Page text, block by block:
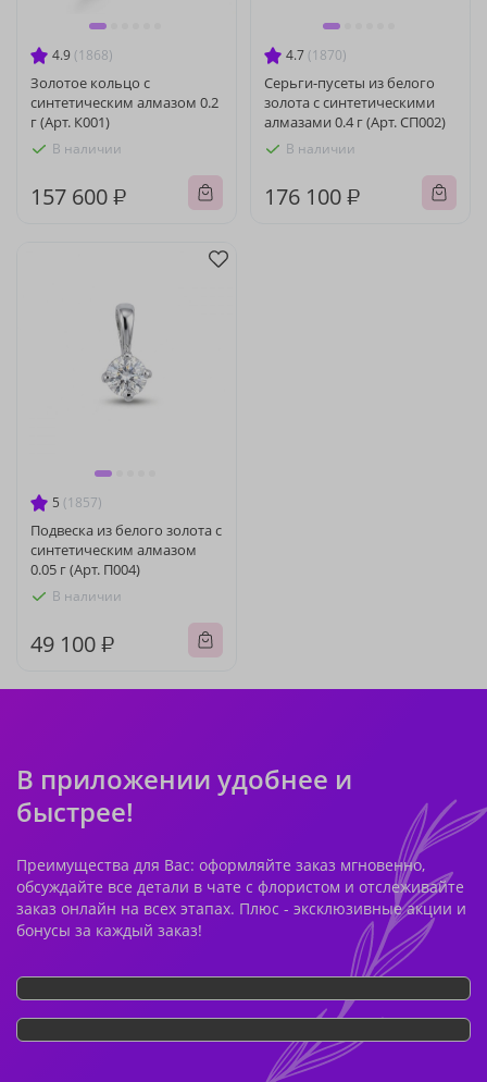
4.9 (1868)
Золотое кольцо с
синтетическим алмазом 0.2
г (Арт. К001)
В наличии
157 600 ₽
4.7 (1870)
Серьги-пусеты из белого
золота с синтетическими
алмазами 0.4 г (Арт. СП002)
В наличии
176 100 ₽
5 (1857)
Подвеска из белого золота с
синтетическим алмазом
0.05 г (Арт. П004)
В наличии
49 100 ₽
В приложении удобнее и
быстрее!
Преимущества для Вас: оформляйте заказ мгновенно,
обсуждайте все детали в чате с флористом и отслеживайте
заказ онлайн на всех этапах. Плюс - эксклюзивные акции и
бонусы за каждый заказ!